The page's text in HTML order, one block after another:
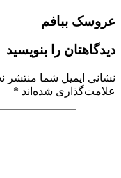
عروسک ببافم
دیدگاهتان را بنویسید
نشانی ایمیل شما منتشر
علامت‌گذاری شده‌اند *